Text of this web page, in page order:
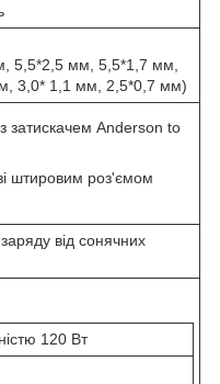
5,5*2,5 мм, 5,5*1,7 мм,
3,0* 1,1 мм, 2,5*0,7 мм)
затискачем Anderson to
штировим роз'ємом
від сонячних
120 Вт